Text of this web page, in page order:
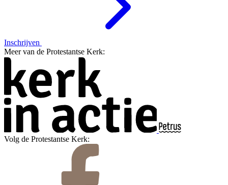
Inschrijven
Meer van de Protestantse Kerk:
Volg de Protestantse Kerk: